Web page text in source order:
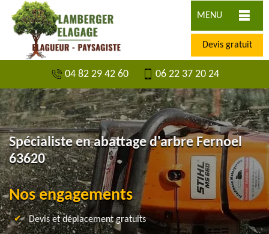
MENU
Devis gratuit
04 82 29 42 60 06 22 37 20 24
Spécialiste en abattage d'arbre Fernoel
63620
Nos engagements
Devis et déplacement gratuits